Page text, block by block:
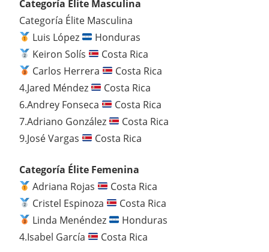
Categoría Élite Masculina
Categoría Élite Masculina
Luis López
Honduras
Keiron Solís
Costa Rica
Carlos Herrera
Costa Rica
4.Jared Méndez
Costa Rica
6.Andrey Fonseca
Costa Rica
7.Adriano González
Costa Rica
9.José Vargas
Costa Rica
Categoría Élite Femenina
Adriana Rojas
Costa Rica
Cristel Espinoza
Costa Rica
Linda Menéndez
Honduras
4.Isabel García
Costa Rica